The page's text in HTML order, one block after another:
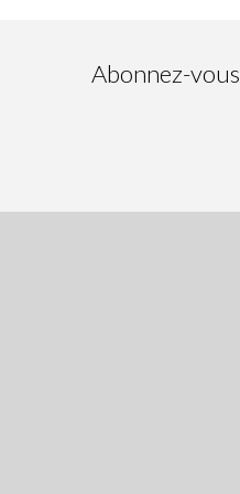
Abonnez-